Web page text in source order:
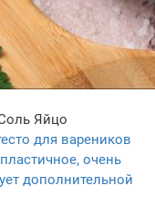
Яйцо
для вареников
очень
дополнительной